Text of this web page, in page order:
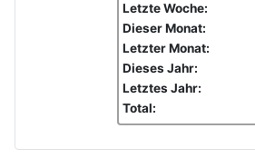
Letzte Woche:
Dieser Monat:
Letzter Monat:
Dieses Jahr:
Letztes Jahr:
Total: